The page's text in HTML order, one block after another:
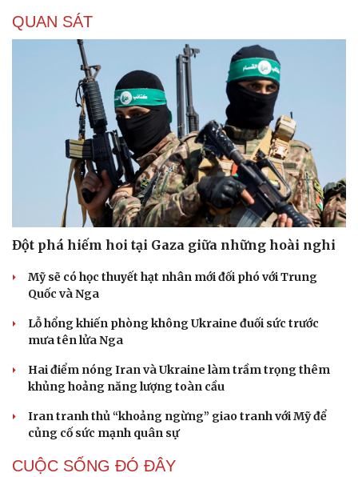
QUAN SÁT
Đột phá hiếm hoi tại Gaza giữa những hoài nghi
Mỹ sẽ có học thuyết hạt nhân mới đối phó với Trung
Quốc và Nga
Lỗ hổng khiến phòng không Ukraine đuối sức trước
mưa tên lửa Nga
Hai điểm nóng Iran và Ukraine làm trầm trọng thêm
khủng hoảng năng lượng toàn cầu
Iran tranh thủ “khoảng ngừng” giao tranh với Mỹ để
củng cố sức mạnh quân sự
CUỘC SỐNG ĐÓ ĐÂY